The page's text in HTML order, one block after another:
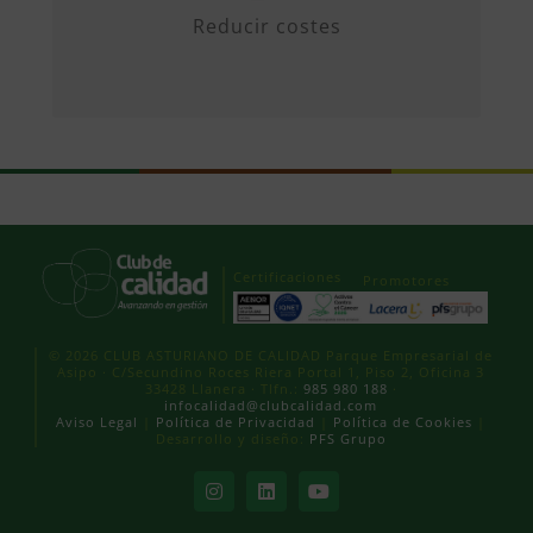
Reducir costes
Certificaciones Promotores
© 2026 CLUB ASTURIANO DE CALIDAD Parque Empresarial de
Asipo · C/Secundino Roces Riera Portal 1, Piso 2, Oficina 3
33428 Llanera · Tlfn.: 985 980 188
infocalidad@clubcalidad.com
Aviso Legal
Política de Privacidad Política de Cookies
Desarrollo y diseño:
PFS Grupo
InstagramLinkedInYouTube